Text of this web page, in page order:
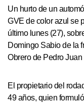
Un hurto de un
GVE de color azul se
último lunes (27),
Domingo Sabio de la
Obrero de Pedro
El propietario del
49 años, quien